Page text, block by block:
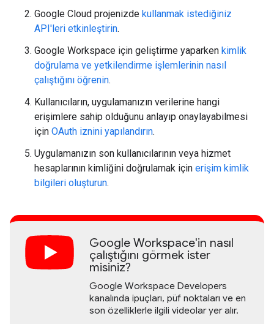
Google Cloud projenizde kullanmak istediğiniz
API'leri etkinleştirin.
Google Workspace için geliştirme yaparken kimlik
doğrulama ve yetkilendirme işlemlerinin nasıl
çalıştığını öğrenin.
Kullanıcıların, uygulamanızın verilerine hangi
erişimlere sahip olduğunu anlayıp onaylayabilmesi
için OAuth iznini yapılandırın.
Uygulamanızın son kullanıcılarının veya hizmet
hesaplarının kimliğini doğrulamak için erişim kimlik
bilgileri oluşturun.
Google Workspace'in nasıl
çalıştığını görmek ister
misiniz?
Google Workspace Developers
kanalında ipuçları, püf noktaları ve en
son özelliklerle ilgili videolar yer alır.